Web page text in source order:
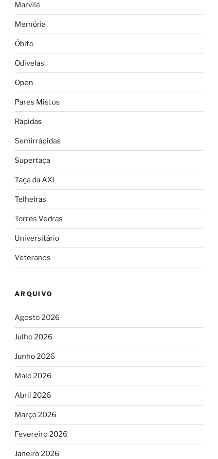
Marvila
Memória
Óbito
Odivelas
Open
Pares Mistos
Rápidas
Semirrápidas
Supertaça
Taça da AXL
Telheiras
Torres Vedras
Universitário
Veteranos
ARQUIVO
Agosto 2026
Julho 2026
Junho 2026
Maio 2026
Abril 2026
Março 2026
Fevereiro 2026
Janeiro 2026